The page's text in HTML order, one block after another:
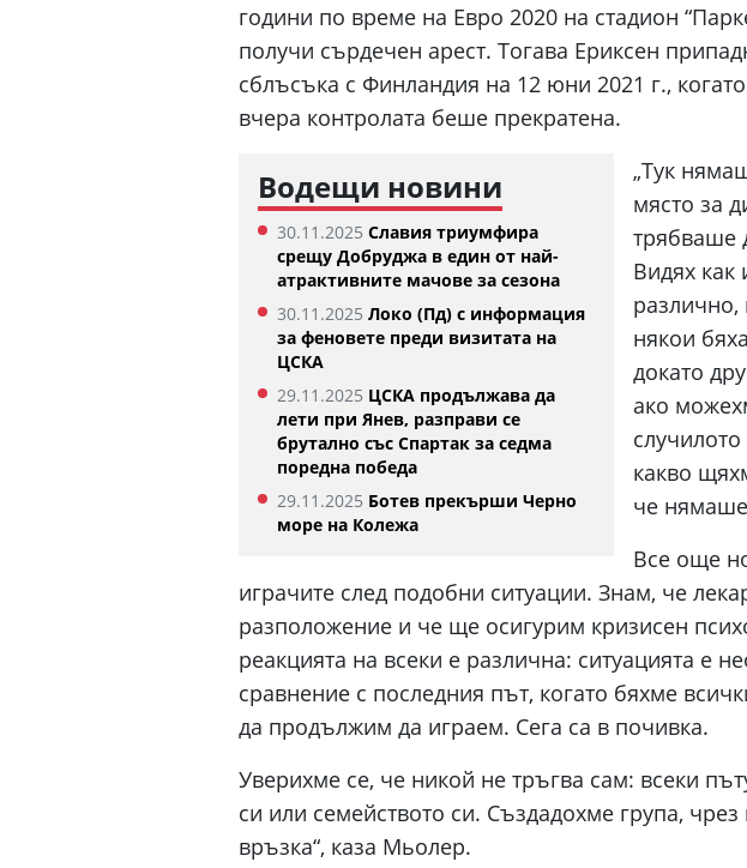
години по време на Евро 2020 на стадион
получи сърдечен арест. Тогава Ериксен
сблъсъка с Финландия на 12 юни 2021 г.,
вчера контролата беше прекратена.
Водещи новини
30.11.2025 Славия триумфира
срещу Добруджа в един от най-
атрактивните мачове за сезона
30.11.2025 Локо (Пд) с информация
за феновете преди визитата на
ЦСКА
29.11.2025 ЦСКА продължава да
лети при Янев, разправи се
брутално със Спартак за седма
поредна победа
29.11.2025 Ботев прекърши Черно
море на Колежа
„Тук
място за
трябваше
Видях как
различно,
някои
докато
ако
какво
че
Все още
играчите след подобни ситуации. Знам, че
разположение и че ще осигурим кризисен
реакцията на всеки е различна: ситуацията е
сравнение с последния път, когато бяхме
да продължим да играем. Сега са в почивка.
Уверихме се, че никой не тръгва сам: всеки
си или семейството си. Създадохме група,
връзка“, каза Мьолер.
убедителна победа в Оренсе
Тотнъм започна преговори с
05.08.2026